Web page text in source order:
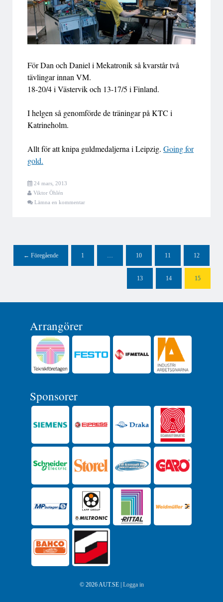
För Dan och Daniel i Mekatronik så kvarstår två
tävlingar innan VM.
18-20/4 i Västervik och 13-17/5 i Finland.
I helgen så genomförde de träningar på KTC i
Katrineholm.
Allt för att knipa guldmedaljerna i Leipzig. Going for
gold.
24 mars, 2013
Viktor Öhlén
Lämna en kommentar
Post navigation
← Föregående 1 … 10 11 12
13 14 15
Arrangörer
Sponsorer
© 2026 AUT.SE | Logga in